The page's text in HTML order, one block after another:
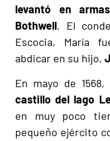
levantó en
Bothwell. El
Escocia, María
abdicar en su hijo,
En mayo de 1568,
castillo del lago
en muy poco
pequeño ejército